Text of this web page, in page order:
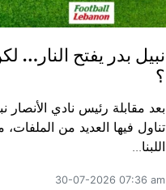
نبيل بدر يفتح النار…
؟
بعد مقابلة رئيس نادي الأنصار
تناول فيها العديد من الملفات،
اللبنا...
30-07-2026 07:36 am